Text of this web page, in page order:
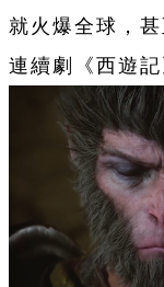
就火爆全球，
連續劇《西遊